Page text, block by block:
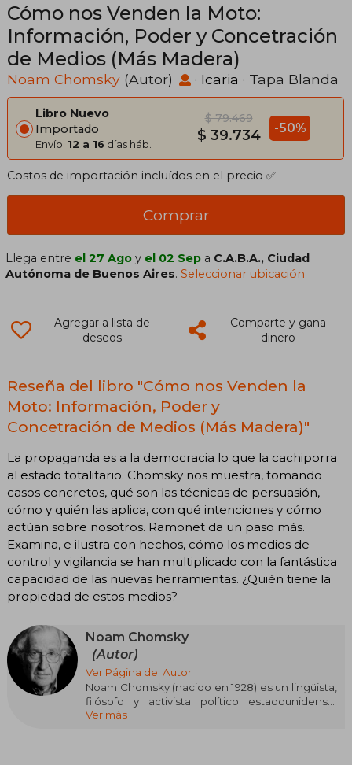
Cómo nos Venden la Moto:
Información, Poder y Concetración
de Medios (Más Madera)
Noam Chomsky (Autor) · Icaria · Tapa Blanda
Libro Nuevo
Importado
Envío: 12 a 16 días háb.
$ 79.469
$ 39.734 -50%
Costos de importación incluídos en el precio ✅
Comprar
Llega entre el 27 Ago y el 02 Sep a C.A.B.A., Ciudad
Autónoma de Buenos Aires.Seleccionar ubicación
Agregar a lista de
deseos
Comparte y gana
dinero
Reseña del libro "Cómo nos Venden la
Moto: Información, Poder y
Concetración de Medios (Más Madera)"
La propaganda es a la democracia lo que la cachiporra
al estado totalitario. Chomsky nos muestra, tomando
casos concretos, qué son las técnicas de persuasión,
cómo y quién las aplica, con qué intenciones y cómo
actúan sobre nosotros. Ramonet da un paso más.
Examina, e ilustra con hechos, cómo los medios de
control y vigilancia se han multiplicado con la fantástica
capacidad de las nuevas herramientas. ¿Quién tiene la
propiedad de estos medios?
Noam Chomsky
(Autor)
Ver Página del Autor
Noam Chomsky (nacido en 1928) es un lingüista,
filósofo y activista político estadounidense,
considerado una de las figuras intelectuales
Ver más